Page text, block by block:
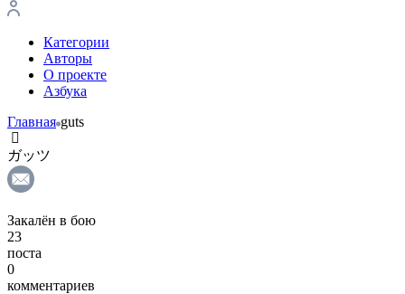
Категории
Авторы
О проекте
Азбука
Главная guts
ガッツ
Закалён в бою
23
поста
0
комментариев